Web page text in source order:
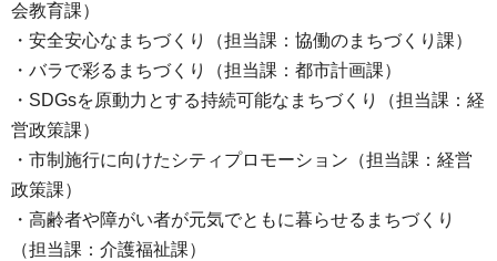
会教育課）
・安全安心なまちづくり（担当課：協働のまちづくり課）
・バラで彩るまちづくり（担当課：都市計画課）
・SDGsを原動力とする持続可能なまちづくり（担当課：経
営政策課）
・市制施行に向けたシティプロモーション（担当課：経営
政策課）
・高齢者や障がい者が元気でともに暮らせるまちづくり
（担当課：介護福祉課）